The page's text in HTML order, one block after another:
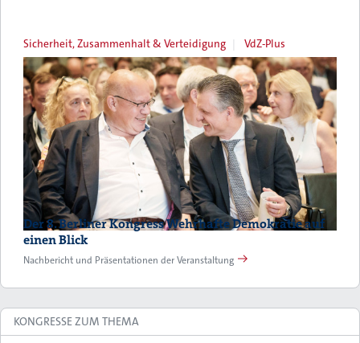
Sicherheit, Zusammenhalt & Verteidigung VdZ-Plus
Der 8. Berliner Kongress Wehrhafte Demokratie auf
einen Blick
Nachbericht und Präsentationen der Veranstaltung
KONGRESSE ZUM THEMA